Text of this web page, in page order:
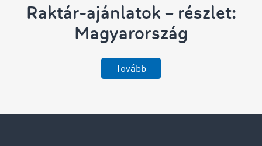
Raktár-ajánlatok – részlet:
Magyarország
Tovább